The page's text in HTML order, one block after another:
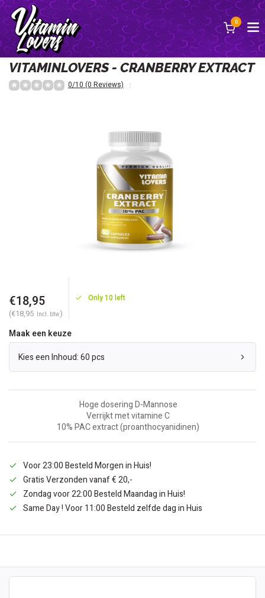
0
Terug
VITAMINLOVERS - CRANBERRY EXTRACT
0/10 (0 Reviews)
€18,95
(€18,95 Incl. btw)
Only 10 left
Maak een keuze
Kies een Inhoud: 60 pcs
Hoge dosering D-Mannose
Verrijkt met vitamine C
10% PAC extract (proanthocyanidinen)
Voor 23:00 Besteld Morgen in Huis!
Gratis Verzonden vanaf € 20,-
Zondag voor 22:00 Besteld Maandag in Huis!
Same Day ! Voor 11:00 Besteld zelfde dag in Huis